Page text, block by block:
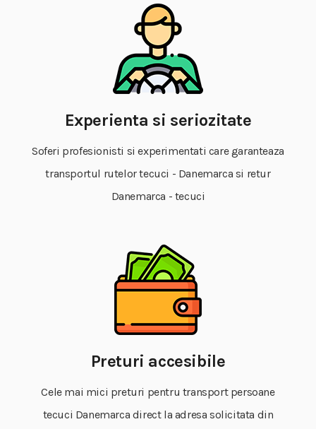
Experienta si seriozitate
Soferi profesionisti si experimentati care garanteaza
transportul rutelor tecuci - Danemarca si retur
Danemarca - tecuci
Preturi accesibile
Cele mai mici preturi pentru transport persoane
tecuci Danemarca direct la adresa solicitata din